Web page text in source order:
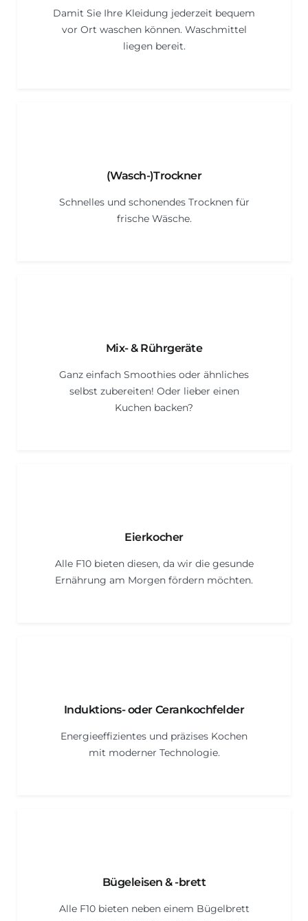
Damit Sie Ihre Kleidung jederzeit bequem
vor Ort waschen können. Waschmittel
liegen bereit.
(Wasch-)Trockner
Schnelles und schonendes Trocknen für
frische Wäsche.
Mix- & Rührgeräte
Ganz einfach Smoothies oder ähnliches
selbst zubereiten! Oder lieber einen
Kuchen backen?
Eierkocher
Alle F10 bieten diesen, da wir die gesunde
Ernährung am Morgen fördern möchten.
Induktions- oder Cerankochfelder
Energieeffizientes und präzises Kochen
mit moderner Technologie.
Bügeleisen & -brett
Alle F10 bieten neben einem Bügelbrett